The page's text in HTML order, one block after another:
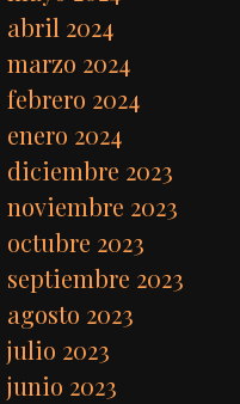
abril 2024
marzo 2024
febrero 2024
enero 2024
diciembre 2023
noviembre 2023
octubre 2023
septiembre 2023
agosto 2023
julio 2023
junio 2023